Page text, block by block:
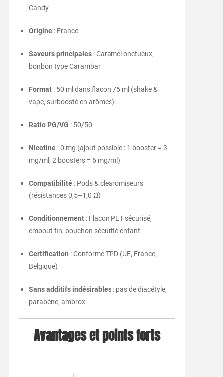
Candy
Origine: France
Saveurs principales: Caramel onctueux,
bonbon type Carambar
Format: 50 ml dans flacon 75 ml (shake &
vape, surboosté en arômes)
Ratio PG/VG : 50/50
Nicotine: 0 mg (ajout possible : 1 booster = 3
mg/ml, 2 boosters = 6 mg/ml)
Compatibilité: Pods & clearomiseurs
(résistances 0,5–1,0 Ω)
Conditionnement: Flacon PET sécurisé,
embout fin, bouchon sécurité enfant
Certification : Conforme TPD (UE, France,
Belgique)
Sans additifs indésirables: pas de diacétyle,
parabène, ambrox
Avantages et points forts